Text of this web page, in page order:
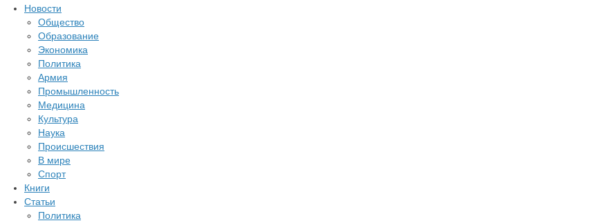
Гость
Войти
Регистрация
Новости
Общество
Образование
Экономика
Политика
Армия
Промышленность
Медицина
Культура
Наука
Происшествия
В мире
Спорт
Книги
Статьи
Политика